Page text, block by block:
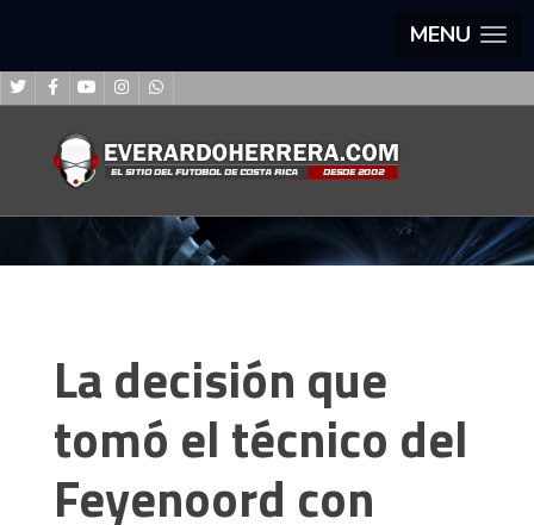
MENU
La decisión que
tomó el técnico del
Feyenoord con